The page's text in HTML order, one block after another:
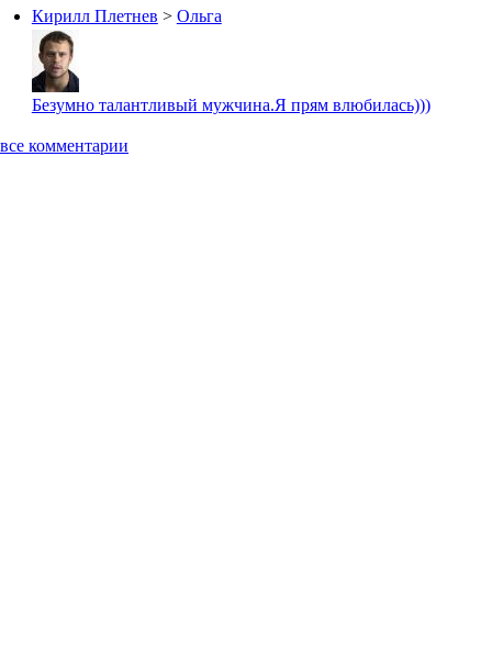
Кирилл Плетнев > Oльга
Безумно талантливый мужчина.Я прям влюбилась)))
все комментарии